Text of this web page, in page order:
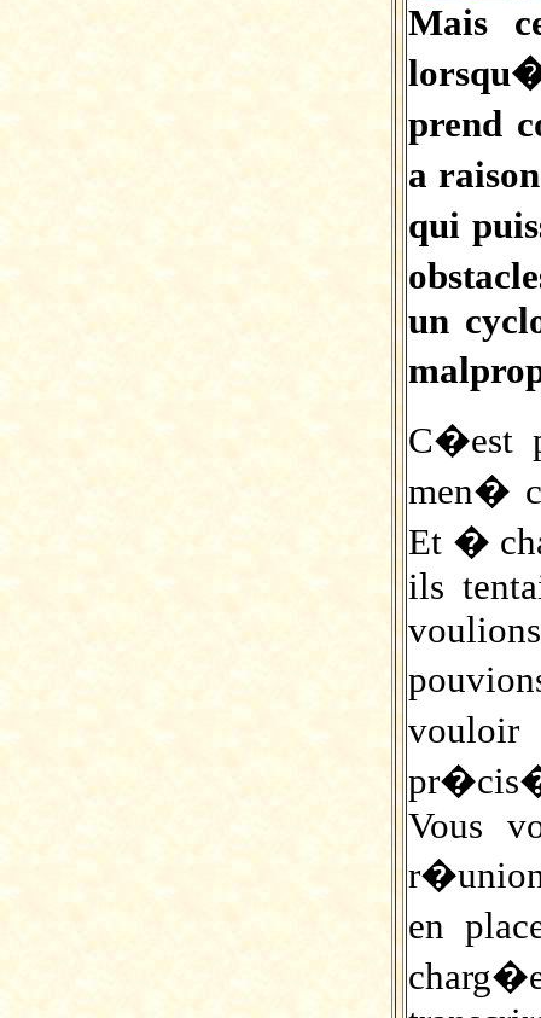
Mais
prend
a
qui
un
C�est
men�
Et �
ils
Vous
en